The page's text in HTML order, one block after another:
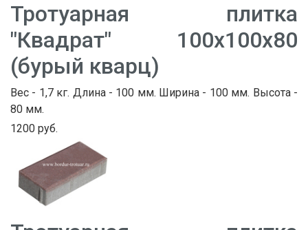
Тротуарная плитка
"Квадрат" 100х100х80
(бурый кварц)
Вес - 1,7 кг. Длина - 100 мм. Ширина - 100 мм. Высота -
80 мм.
1200 руб.